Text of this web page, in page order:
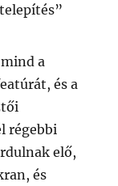
a
és a
régebbi
elő,
és